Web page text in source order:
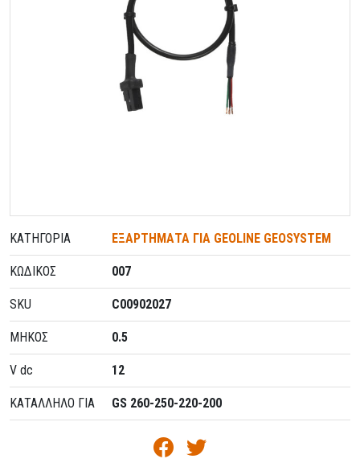
ΚΑΤΗΓΟΡΊΑ ΕΞΑΡΤΗΜΑΤΑ ΓΙΑ GEOLINE GEOSYSTEM
ΚΩΔΙΚΌΣ 007
SKU C00902027
ΜΗΚΟΣ 0.5
V dc 12
ΚΑΤΑΛΛΗΛΟ ΓΙΑ GS 260-250-220-200